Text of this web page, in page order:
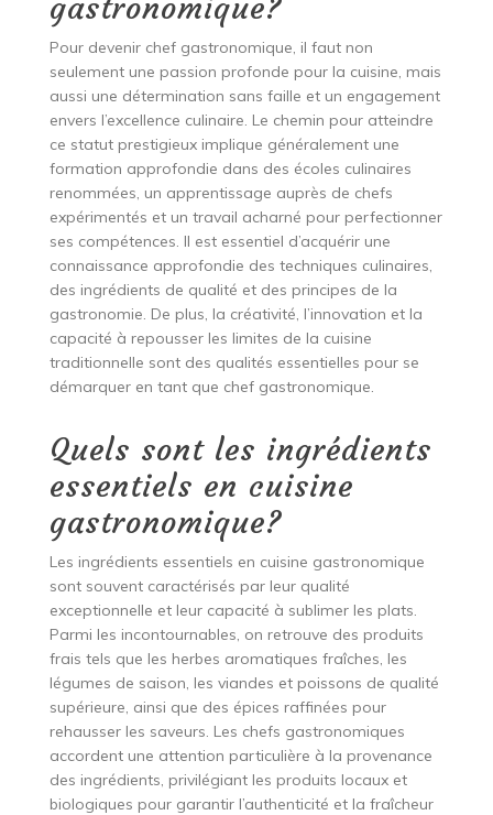
gastronomique?
Pour devenir chef gastronomique, il faut non
seulement une passion profonde pour la cuisine, mais
aussi une détermination sans faille et un engagement
envers l’excellence culinaire. Le chemin pour atteindre
ce statut prestigieux implique généralement une
formation approfondie dans des écoles culinaires
renommées, un apprentissage auprès de chefs
expérimentés et un travail acharné pour perfectionner
ses compétences. Il est essentiel d’acquérir une
connaissance approfondie des techniques culinaires,
des ingrédients de qualité et des principes de la
gastronomie. De plus, la créativité, l’innovation et la
capacité à repousser les limites de la cuisine
traditionnelle sont des qualités essentielles pour se
démarquer en tant que chef gastronomique.
Quels sont les ingrédients
essentiels en cuisine
gastronomique?
Les ingrédients essentiels en cuisine gastronomique
sont souvent caractérisés par leur qualité
exceptionnelle et leur capacité à sublimer les plats.
Parmi les incontournables, on retrouve des produits
frais tels que les herbes aromatiques fraîches, les
légumes de saison, les viandes et poissons de qualité
supérieure, ainsi que des épices raffinées pour
rehausser les saveurs. Les chefs gastronomiques
accordent une attention particulière à la provenance
des ingrédients, privilégiant les produits locaux et
biologiques pour garantir l’authenticité et la fraîcheur